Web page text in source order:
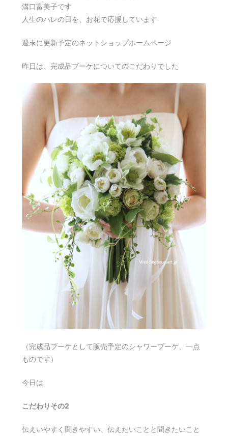
溝口富美子です
人生のハレの日を、お花で応援しています
週末に更新予定のネットショップホームページ
昨日は、完成品ブーケについてのこだわりでした
（完成品ブーケとして販売予定のシャワーブーケ、一点
ものです）
今日は
こだわりその2
伝えいやすく聞きやすい、伝えたいことと聞きたいこと